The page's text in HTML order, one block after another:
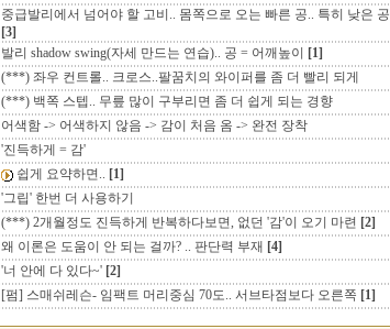
중급발리에서 넘어야 할 고비.. 몸쪽으로 오는 빠른 공.. 특히 낮은 공
[3]
발리 shadow swing(자세 만드는 연습).. 공 = 어깨높이 [1]
(***) 좌우 컨트롤.. 크로스..팔꿈치의 와이퍼를 좀 더 빨리 되게
(***) 백쪽 스텝.. 무릎 많이 구부리면 좀 더 쉽게 되는 경향
어색함 -> 어색하지 않음 -> 감이 처음 옴 -> 완전 장착
'진득하게 = 감'
쉽게 요약하면.. [1]
'그립' 한번 더 사용하기
(***) 2개월정도 진득하게 반복하다보면, 없던 '감'이 오기 마련 [2]
왜 이론은 도움이 안 되는 걸까? .. 판단력 부재 [4]
'너 안에 다 있다~' [2]
[펌] 스매쉬레슨- 임팩트 머리중심 70도.. 서브타점보다 오른쪽 [1]